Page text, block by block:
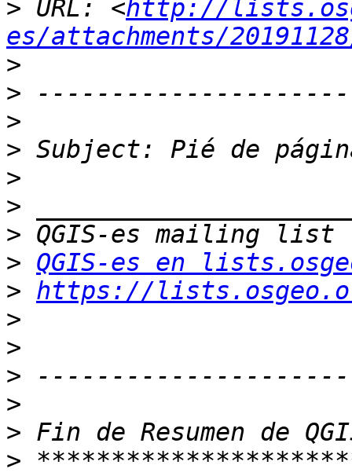
> URL: <http://
es/attachments/
>
>
>
>
>
>
>
> QGIS-es en
> https://
>
>
>
>
>
>